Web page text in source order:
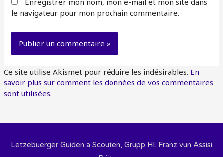
Enregistrer mon nom, mon e-mail et mon site dans
le navigateur pour mon prochain commentaire.
Ce site utilise Akismet pour réduire les indésirables. En
savoir plus sur comment les données de vos commentaires
sont utilisées.
Lëtzebuerger Guiden a Scouten, Grupp Hl. Franz vun Assisi